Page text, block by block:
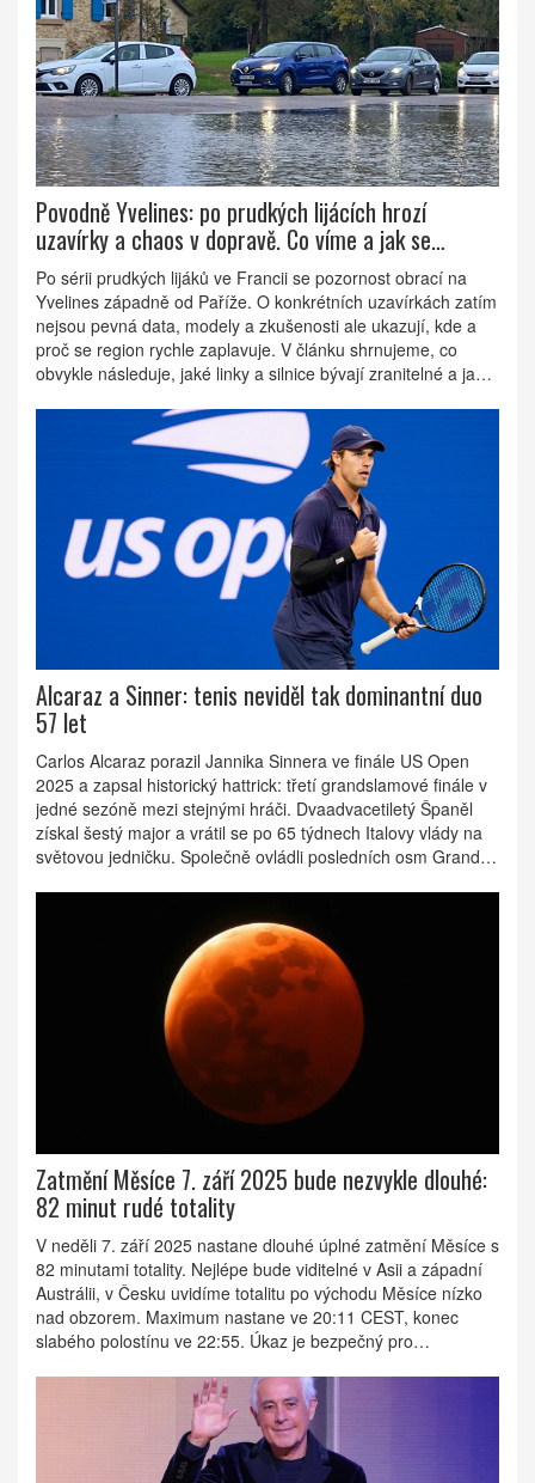
Povodně Yvelines: po prudkých lijácích hrozí
uzavírky a chaos v dopravě. Co víme a jak se
připravit
Po sérii prudkých lijáků ve Francii se pozornost obrací na
Yvelines západně od Paříže. O konkrétních uzavírkách zatím
nejsou pevná data, modely a zkušenosti ale ukazují, kde a
proč se region rychle zaplavuje. V článku shrnujeme, co
obvykle následuje, jaké linky a silnice bývají zranitelné a jak
Alcaraz a Sinner: tenis neviděl tak dominantní duo
57 let
Carlos Alcaraz porazil Jannika Sinnera ve finále US Open
2025 a zapsal historický hattrick: třetí grandslamové finále v
jedné sezóně mezi stejnými hráči. Dvaadvacetiletý Španěl
získal šestý major a vrátil se po 65 týdnech Italovy vlády na
světovou jedničku. Společně ovládli posledních osm Grand
Zatmění Měsíce 7. září 2025 bude nezvykle dlouhé:
82 minut rudé totality
V neděli 7. září 2025 nastane dlouhé úplné zatmění Měsíce s
82 minutami totality. Nejlépe bude viditelné v Asii a západní
Austrálii, v Česku uvidíme totalitu po východu Měsíce nízko
nad obzorem. Maximum nastane ve 20:11 CEST, konec
slabého polostínu ve 22:55. Úkaz je bezpečný pro